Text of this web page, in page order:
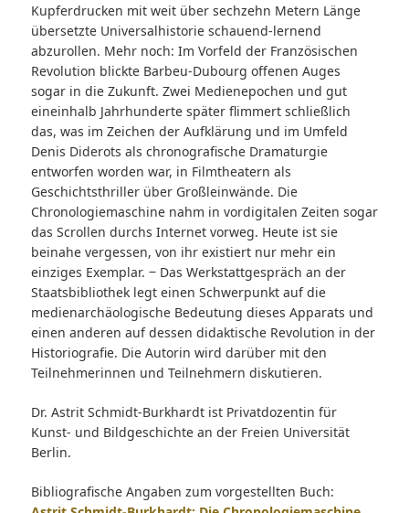
Kupferdrucken mit weit über sechzehn Metern Länge
übersetzte Universalhistorie schauend-lernend
abzurollen. Mehr noch: Im Vorfeld der Französischen
Revolution blickte Barbeu-Dubourg offenen Auges
sogar in die Zukunft. Zwei Medienepochen und gut
eineinhalb Jahrhunderte später flimmert schließlich
das, was im Zeichen der Aufklärung und im Umfeld
Denis Diderots als chronografische Dramaturgie
entworfen worden war, in Filmtheatern als
Geschichtsthriller über Großleinwände. Die
Chronologiemaschine nahm in vordigitalen Zeiten sogar
das Scrollen durchs Internet vorweg. Heute ist sie
beinahe vergessen, von ihr existiert nur mehr ein
einziges Exemplar. ‒ Das Werkstattgespräch an der
Staatsbibliothek legt einen Schwerpunkt auf die
medienarchäologische Bedeutung dieses Apparats und
einen anderen auf dessen didaktische Revolution in der
Historiografie. Die Autorin wird darüber mit den
Teilnehmerinnen und Teilnehmern diskutieren.
Dr. Astrit Schmidt-Burkhardt ist Privatdozentin für
Kunst- und Bildgeschichte an der Freien Universität
Berlin.
Bibliografische Angaben zum vorgestellten Buch: